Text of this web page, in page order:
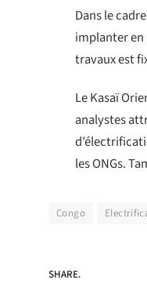
Dans le
implanter en
travaux est
Le Kasaï
analystes
les ONGs.
Congo
SHARE.